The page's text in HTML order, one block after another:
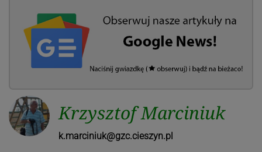
Krzysztof Marciniuk
k.marciniuk@gzc.cieszyn.pl